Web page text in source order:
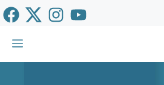
Saltar
al
contenido
Menú